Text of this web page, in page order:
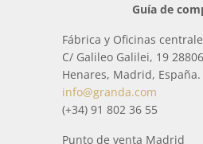
Guía de
Fábrica y Oficinas
C/ Galileo Galilei, 19
Henares, Madrid, España.
info@granda.com
(+34) 91 802 36 55
Punto de venta Madrid